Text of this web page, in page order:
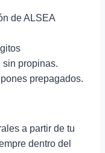
de ALSEA
sin propinas.
prepagados.
a partir de tu
dentro del